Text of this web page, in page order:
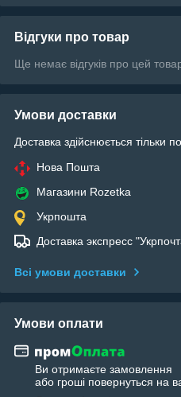
Відгуки про товар
Ще немає відгуків про цей
Умови доставки
Доставка здійснюється тільки
Нова Пошта
Магазини Rozetka
Укрпошта
Доставка экспресс
Всі умови доставки
Умови оплати
Ви отримаєте замовлення
або гроші повернуться на